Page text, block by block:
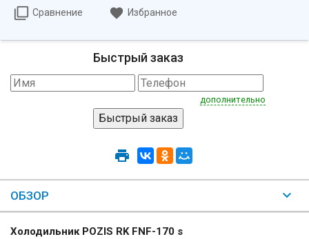
Сравнение Избранное
Быстрый заказ
дополнительно
ОБЗОР
Холодильник POZIS RK FNF-170 s